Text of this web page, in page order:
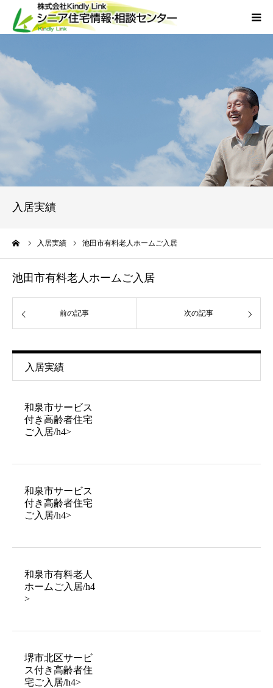
入居実績
入居実績 池田市有料老人ホームご入居
池田市有料老人ホームご入居
前の記事 次の記事
入居実績
和泉市サービス
付き高齢者住宅
ご入居/h4>
和泉市サービス
付き高齢者住宅
ご入居/h4>
和泉市有料老人
ホームご入居/h4
>
堺市北区サービ
ス付き高齢者住
宅ご入居/h4>
当社について
外国人人材採用
お問い合わせ